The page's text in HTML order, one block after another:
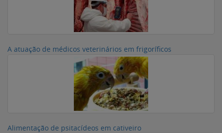
A atuação de médicos veterinários em frigoríficos
Alimentação de psitacídeos em cativeiro